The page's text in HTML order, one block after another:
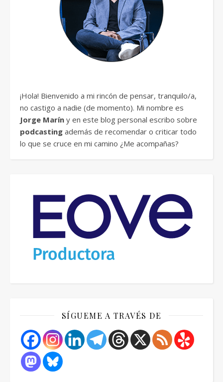
¡Hola! Bienvenido a mi rincón de pensar, tranquilo/a,
no castigo a nadie (de momento). Mi nombre es
Jorge Marín y en este blog personal escribo sobre
podcasting además de recomendar o criticar todo
lo que se cruce en mi camino ¿Me acompañas?
SÍGUEME A TRAVÉS DE